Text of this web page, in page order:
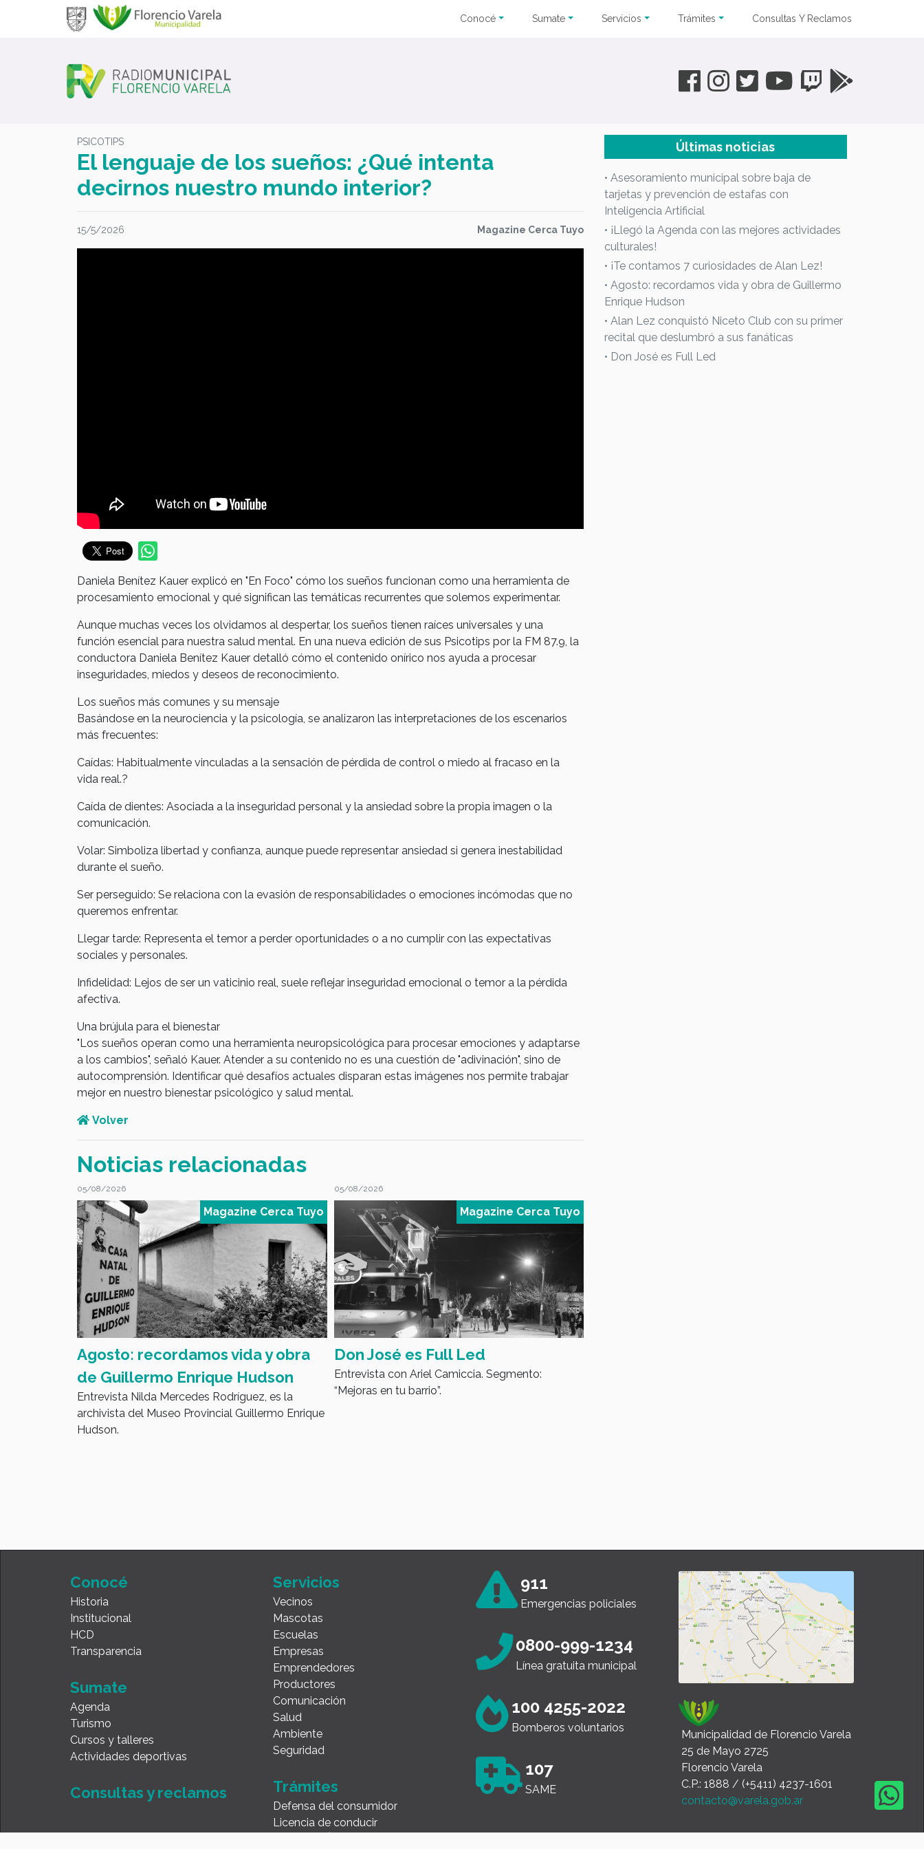
Conocé Sumate Servicios Trámites Consultas Y Reclamos
PSICOTIPS
El lenguaje de los sueños: ¿Qué intenta
decirnos nuestro mundo interior?
15/5/2026 Magazine Cerca Tuyo
Daniela Benítez Kauer explicó en "En Foco" cómo los sueños funcionan como una herramienta de
procesamiento emocional y qué significan las temáticas recurrentes que solemos experimentar.
Aunque muchas veces los olvidamos al despertar, los sueños tienen raíces universales y una
función esencial para nuestra salud mental. En una nueva edición de sus Psicotips por la FM 87.9, la
conductora Daniela Benítez Kauer detalló cómo el contenido onírico nos ayuda a procesar
inseguridades, miedos y deseos de reconocimiento.
Los sueños más comunes y su mensaje
Basándose en la neurociencia y la psicología, se analizaron las interpretaciones de los escenarios
más frecuentes:
Caídas: Habitualmente vinculadas a la sensación de pérdida de control o miedo al fracaso en la
vida real.?
Caída de dientes: Asociada a la inseguridad personal y la ansiedad sobre la propia imagen o la
comunicación.
Volar: Simboliza libertad y confianza, aunque puede representar ansiedad si genera inestabilidad
durante el sueño.
Ser perseguido: Se relaciona con la evasión de responsabilidades o emociones incómodas que no
queremos enfrentar.
Llegar tarde: Representa el temor a perder oportunidades o a no cumplir con las expectativas
sociales y personales.
Infidelidad: Lejos de ser un vaticinio real, suele reflejar inseguridad emocional o temor a la pérdida
afectiva.
Una brújula para el bienestar
"Los sueños operan como una herramienta neuropsicológica para procesar emociones y adaptarse
a los cambios", señaló Kauer. Atender a su contenido no es una cuestión de "adivinación", sino de
autocomprensión. Identificar qué desafíos actuales disparan estas imágenes nos permite trabajar
mejor en nuestro bienestar psicológico y salud mental.
Volver
Noticias relacionadas
05/08/2026
Magazine Cerca Tuyo
Agosto: recordamos vida y obra
de Guillermo Enrique Hudson
Entrevista Nilda Mercedes Rodríguez, es la
archivista del Museo Provincial Guillermo Enrique
Hudson.
05/08/2026
Magazine Cerca Tuyo
Don José es Full Led
Entrevista con Ariel Camiccia. Segmento:
“Mejoras en tu barrio”.
Últimas noticias
• Asesoramiento municipal sobre baja de
tarjetas y prevención de estafas con
Inteligencia Artificial
• ¡Llegó la Agenda con las mejores actividades
culturales!
• ¡Te contamos 7 curiosidades de Alan Lez!
• Agosto: recordamos vida y obra de Guillermo
Enrique Hudson
• Alan Lez conquistó Niceto Club con su primer
recital que deslumbró a sus fanáticas
• Don José es Full Led
Conocé
Historia
Institucional
HCD
Transparencia
Sumate
Agenda
Turismo
Cursos y talleres
Actividades deportivas
Consultas y reclamos
Servicios
Vecinos
Mascotas
Escuelas
Empresas
Emprendedores
Productores
Comunicación
Salud
Ambiente
Seguridad
Trámites
Defensa del consumidor
Licencia de conducir
911
Emergencias policiales
0800-999-1234
Línea gratuita municipal
100 4255-2022
Bomberos voluntarios
107
SAME
Municipalidad de Florencio Varela
25 de Mayo 2725
Florencio Varela
C.P.: 1888 / (+5411) 4237-1601
contacto@varela.gob.ar